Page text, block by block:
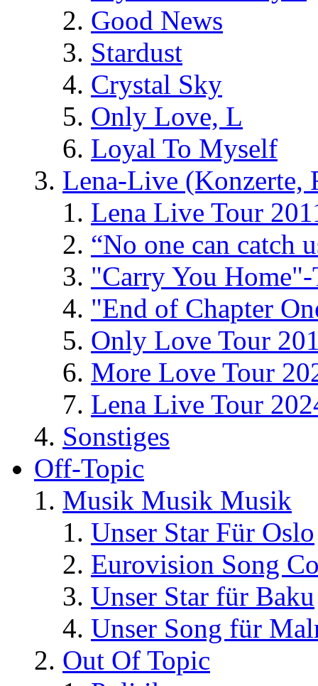
Good News
Stardust
Crystal Sky
Only Love, L
Loyal To Myself
Lena-Live (Konzerte,
Lena Live Tour
“No one can catch
"Carry You
"End of Chapter
Only Love Tour
More Love Tour
Lena Live Tour
Sonstiges
Off-Topic
Musik Musik Musik
Unser Star Für Oslo
Eurovision Song
Unser Star für Baku
Unser Song für
Out Of Topic